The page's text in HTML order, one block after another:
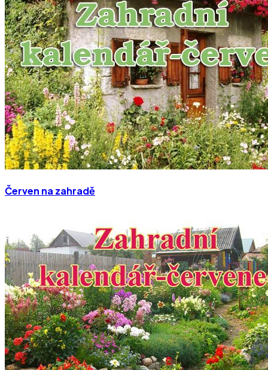
Červen na zahradě